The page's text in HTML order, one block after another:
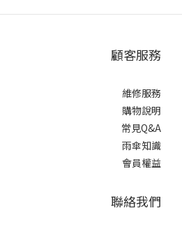
顧客服務
維修服務
購物說明
常見Q&A
雨傘知識
會員權益
聯絡我們